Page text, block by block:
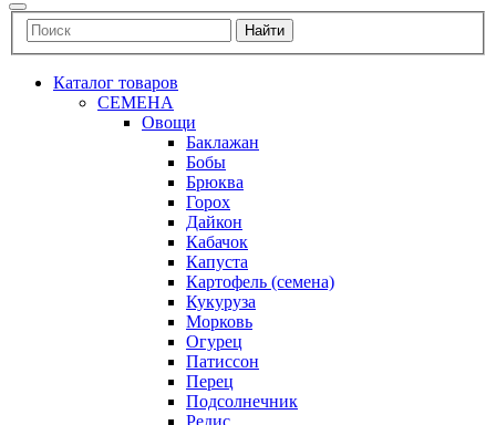
Каталог товаров
СЕМЕНА
Овощи
Баклажан
Бобы
Брюква
Горох
Дайкон
Кабачок
Капуста
Картофель (семена)
Кукуруза
Морковь
Огурец
Патиссон
Перец
Подсолнечник